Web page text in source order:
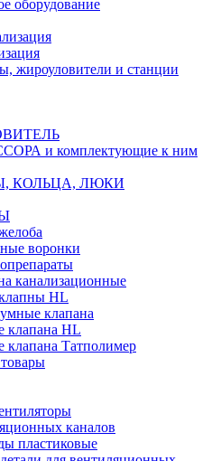
оборудование
жироуловители и станции
и комплектующие к ним
КОЛЬЦА, ЛЮКИ
воронки
канализационные
HL
клапана
клапана HL
клапана Татполимер
каналов
пластиковые